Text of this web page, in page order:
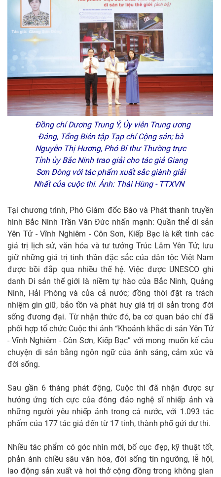
Đồng chí Dương Trung Ý, Ủy viên Trung ương
Đảng, Tổng Biên tập Tạp chí Cộng sản; bà
Nguyễn Thị Hương, Phó Bí thư Thường trực
Tỉnh ủy Bắc Ninh trao giải cho tác giả Giang
Sơn Đông với tác phẩm xuất sắc giành giải
Nhất của cuộc thi. Ảnh: Thái Hùng - TTXVN
Tại chương trình, Phó Giám đốc Báo và Phát thanh truyền
hình Bắc Ninh Trần Văn Đức nhấn mạnh: Quần thể di sản
Yên Tử - Vĩnh Nghiêm - Côn Sơn, Kiếp Bạc là kết tinh các
giá trị lịch sử, văn hóa và tư tưởng Trúc Lâm Yên Tử; lưu
giữ những giá trị tinh thần đặc sắc của dân tộc Việt Nam
được bồi đắp qua nhiều thế hệ. Việc được UNESCO ghi
danh Di sản thế giới là niềm tự hào của Bắc Ninh, Quảng
Ninh, Hải Phòng và của cả nước; đồng thời đặt ra trách
nhiệm gìn giữ, bảo tồn và phát huy giá trị di sản trong đời
sống đương đại. Từ nhận thức đó, ba cơ quan báo chí đã
phối hợp tổ chức Cuộc thi ảnh “Khoảnh khắc di sản Yên Tử
- Vĩnh Nghiêm - Côn Sơn, Kiếp Bạc” với mong muốn kể câu
chuyện di sản bằng ngôn ngữ của ánh sáng, cảm xúc và
đời sống.
Sau gần 6 tháng phát động, Cuộc thi đã nhận được sự
hưởng ứng tích cực của đông đảo nghệ sĩ nhiếp ảnh và
những người yêu nhiếp ảnh trong cả nước, với 1.093 tác
phẩm của 177 tác giả đến từ 17 tỉnh, thành phố gửi dự thi.
Nhiều tác phẩm có góc nhìn mới, bố cục đẹp, kỹ thuật tốt,
phản ánh chiều sâu văn hóa, đời sống tín ngưỡng, lễ hội,
lao động sản xuất và hơi thở cộng đồng trong không gian